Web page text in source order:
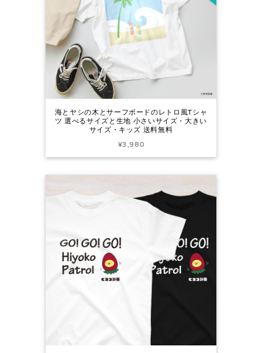
海とヤシの木とサーフボードのレトロ風Tシャ
ツ 選べるサイズと生地 小さいサイズ・大きい
サイズ・キッズ 送料無料
¥3,980